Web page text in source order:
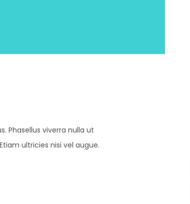
Phasellus viverra nulla ut
ultricies nisi vel augue.